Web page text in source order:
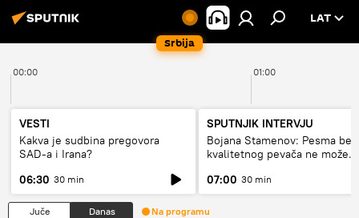
Srbija
LAT
00:00 01:00
VESTI
Kakva je sudbina pregovora
SAD-a i Irana?
06:30 30 min
SPUTNJIK INTERVJU
Bojana Stamenov: Pesma bez
kvalitetnog pevača ne može
07:00 30 min
Juče Danas Na programu